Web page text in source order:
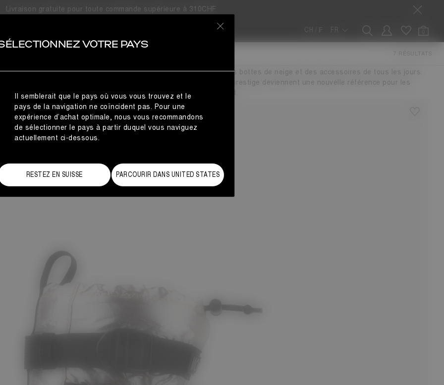
Livraison gratuite pour toute commande supérieure à 310CHF
CH / ₣ 0
7 RÉSULTATS
MOON BOOT X MONCLER GRENOBLE
collection exclusive pour femme comprenant des bottes d’hiver, des bottes de neige et des accessoires de tous les jours.
les adeptes des sports d’hiver et les citadines, ces silhouettes de prestige deviennent une nouvelle référence pour les
vêtements pour le froid.
VOTRE PAYS
Il semblerait que le pays où vous vous trouvez et le
pays de la navigation ne coïncident pas. Pour une
expérience d’achat optimale, nous vous recommandons
de sélectionner le pays à partir duquel vous naviguez
actuellement ci-dessous.
RESTEZ EN SUISSE PARCOURIR DANS UNITED STATES